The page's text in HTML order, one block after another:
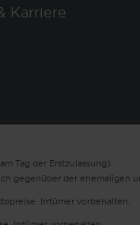
Karriere
Tag der Erstzulassung).
gegenüber der ehemaligen
Irrtümer vorbehalten.